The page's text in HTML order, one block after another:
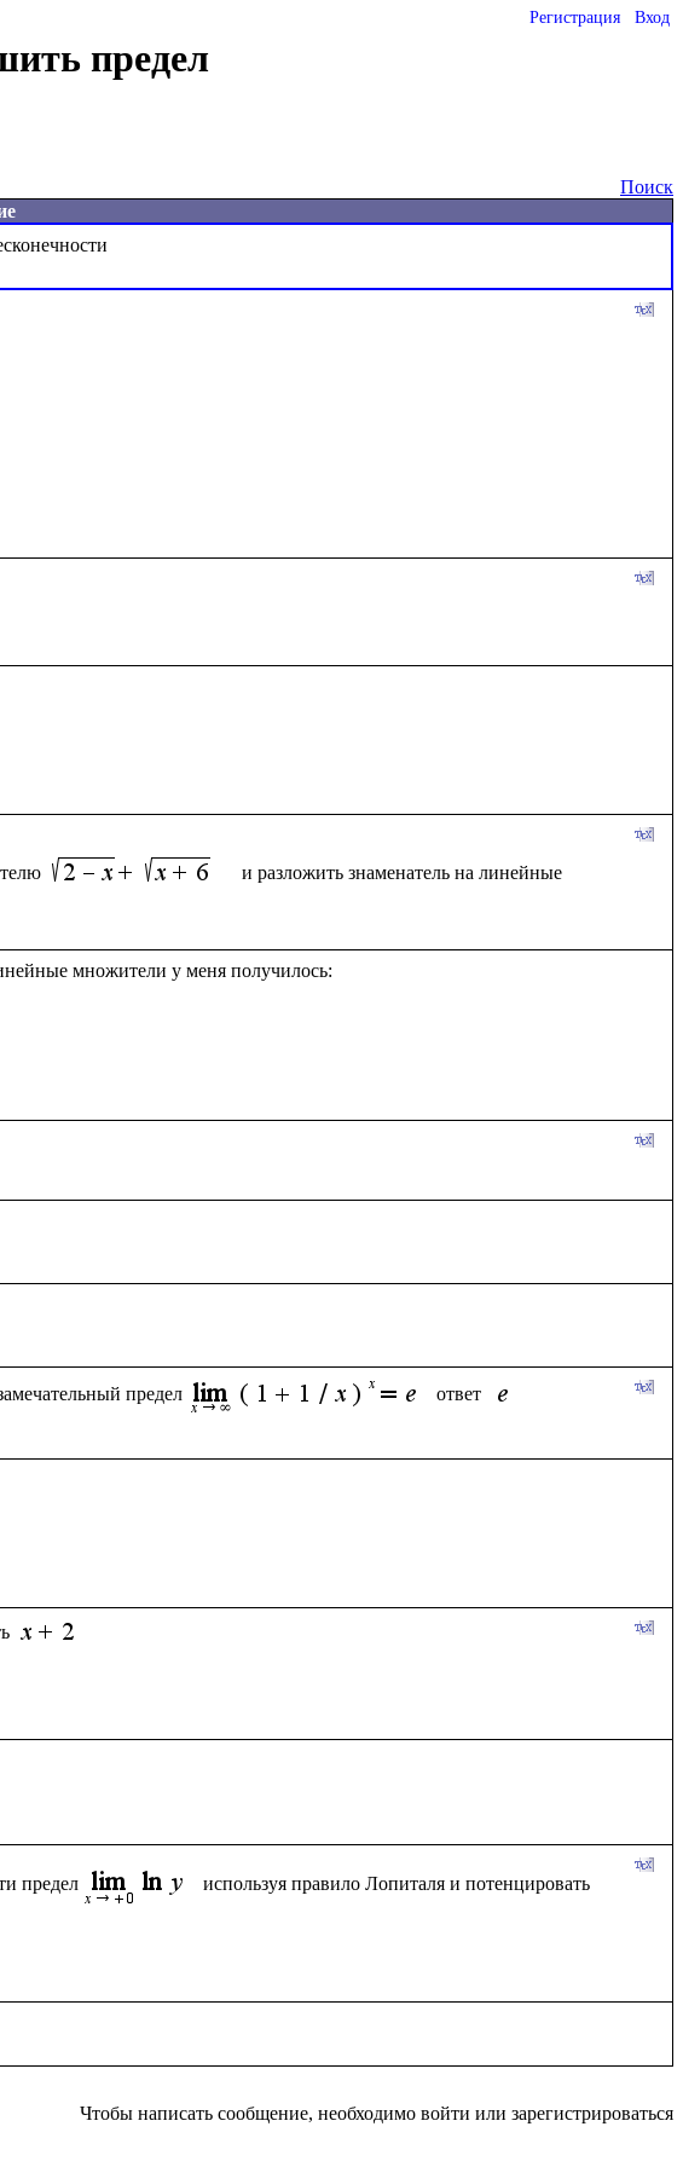
Регистрация Вход
предел
Поиск
  и разложить знаменатель на линейные
множители у меня получилось:
предел ответ
предел используя правило Лопиталя и потенцировать
Чтобы написать сообщение, необходимо войти или зарегистрироваться